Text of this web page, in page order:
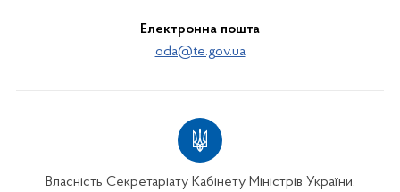
Електронна пошта
oda@te.gov.ua
Власність Секретаріату Кабінету Міністрів України.